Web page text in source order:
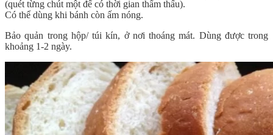
(quét từng chút một để có thời gian thẩm thấu).
Có thể dùng khi bánh còn ấm nóng.
Bảo quản trong hộp/ túi kín, ở nơi thoáng mát. Dùng được trong
khoảng 1-2 ngày.